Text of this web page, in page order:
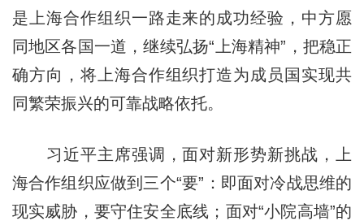
是上海合作组织一路走来的成功经验，中方愿
同地区各国一道，继续弘扬“上海精神”，把稳正
确方向，将上海合作组织打造为成员国实现共
同繁荣振兴的可靠战略依托。
习近平主席强调，面对新形势新挑战，上
海合作组织应做到三个“要”：即面对冷战思维的
现实威胁，要守住安全底线；面对“小院高墙”的